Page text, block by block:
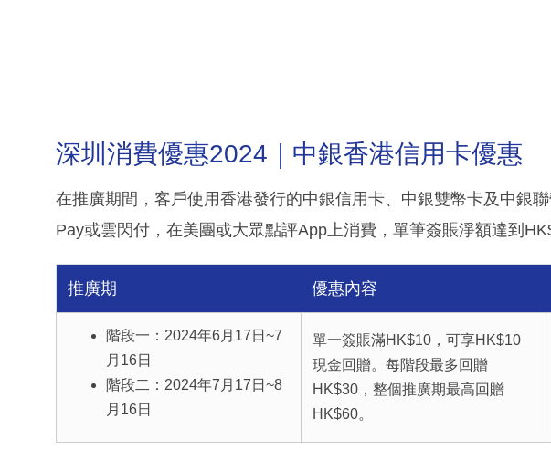
深圳消費優惠2024｜中銀香港信用卡優惠
在推廣期間，客戶使用香港發行的中銀信用卡、中銀雙幣卡及中銀
Pay或雲閃付，在美團或大眾點評App上消費，單筆簽賬淨額達到
推廣期 優惠內容
階段一：2024年6月17日~7
月16日
階段二：2024年7月17日~8
月16日
單一簽賬滿HK$10，可享HK$10
現金回贈。每階段最多回贈
HK$30，整個推廣期最高回贈
HK$60。